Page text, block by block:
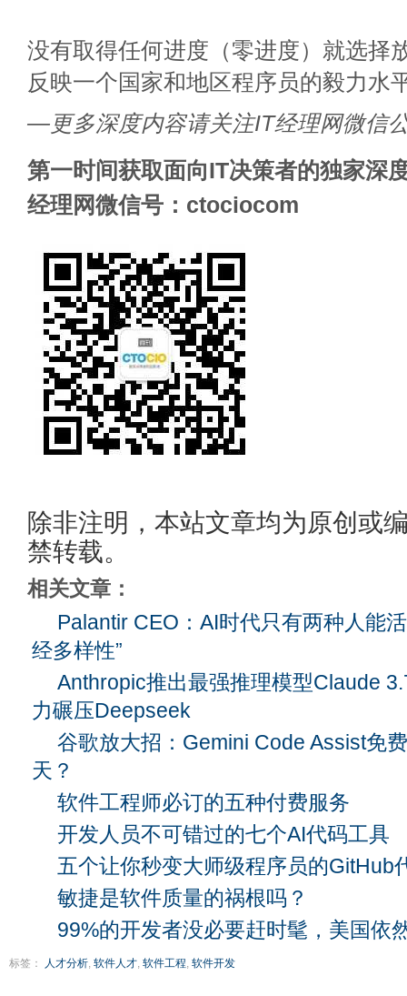
没有取得任何进度（零进度）就选择
反映一个国家和地区程序员的毅力水
—更多深度内容请关注IT经理网微信
第一时间获取面向IT决策者的独家深
经理网微信号：ctociocom
除非注明，本站文章均为原创或
禁转载。
相关文章：
Palantir CEO：AI时代只有两种人能
经多样性”
Anthropic推出最强推理模型Claude
力碾压Deepseek
谷歌放大招：Gemini Code Assist免
天？
软件工程师必订的五种付费服务
开发人员不可错过的七个AI代码工具
五个让你秒变大师级程序员的GitHub
敏捷是软件质量的祸根吗？
99%的开发者没必要赶时髦，美国依
标签： 人才分析, 软件人才, 软件工程, 软件开发